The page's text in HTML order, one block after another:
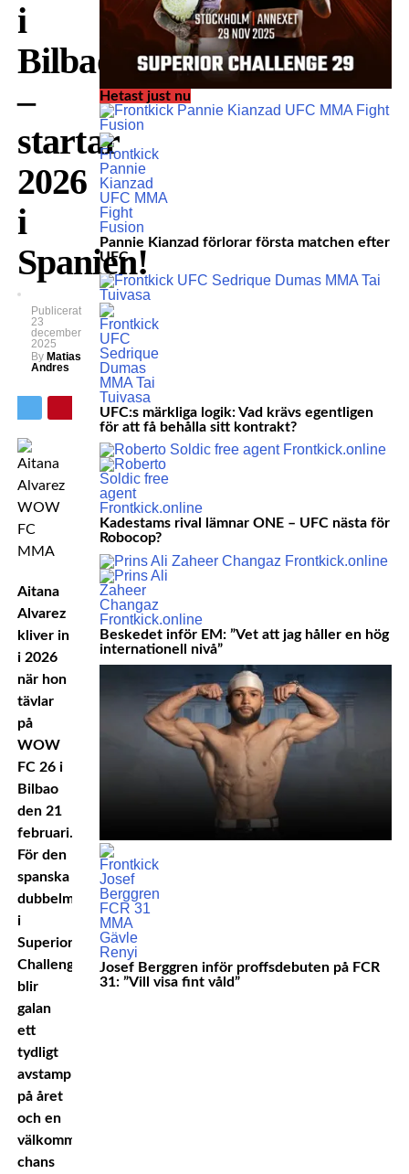
i
Bilbao
–
startar
2026
i
Spanien!
Publicerat
23
december
2025
By Matias
Andres
Aitana
Alvarez
kliver in
i 2026
när hon
tävlar
på
WOW
FC 26 i
Bilbao
den 21
februari.
För den
spanska
dubbelmästaren
i
Superior
Challenge
blir
galan
ett
tydligt
avstamp
på året
och en
välkommen
chans
Hetast just nu
Pannie Kianzad förlorar första matchen efter
UFC
UFC:s märkliga logik: Vad krävs egentligen
för att få behålla sitt kontrakt?
Kadestams rival lämnar ONE – UFC nästa för
Robocop?
Beskedet inför EM: ”Vet att jag håller en hög
internationell nivå”
Josef Berggren inför proffsdebuten på FCR
31: ”Vill visa fint våld”